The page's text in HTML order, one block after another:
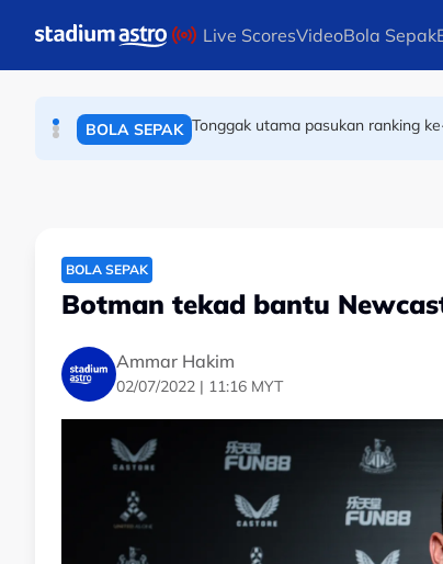
Live ScoresVideoBola Sepak
MUAY THAI
BOLA SEPAK Tonggak utama pasukan ranking
BOLA SEPAK
Botman tekad bantu
Ammar Hakim
02/07/2022 | 11:16 MYT